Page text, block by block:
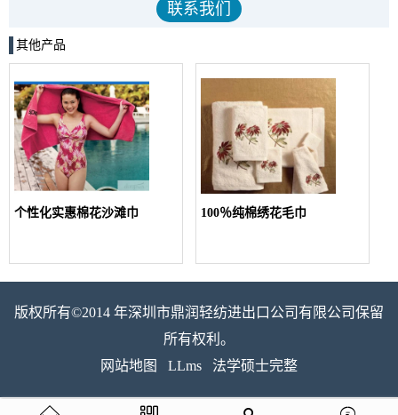
其他产品
个性化实惠棉花沙滩巾 100％纯棉绣花毛巾
版权所有©2014 年深圳市鼎润轻纺进出口公司有限公司保留
所有权利。
网站地图
LLms 法学硕士完整